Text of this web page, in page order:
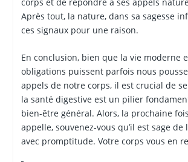
Après tout, la nature, dans sa sagesse
ces signaux pour une raison.
En conclusion, bien que la vie moderne
obligations puissent parfois nous
appels de notre corps, il est crucial de
la santé digestive est un pilier
bien-être général. Alors, la prochaine
appelle, souvenez-vous qu’il est sage
avec promptitude. Votre corps vous en